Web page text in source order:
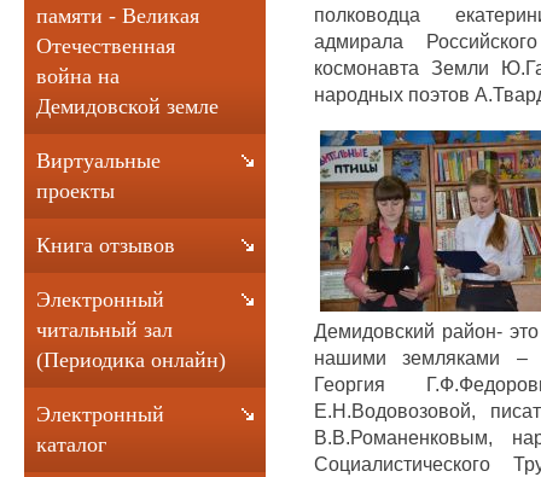
полководца
адмирала
космонавта Земли
народных поэтов
Демидовский район-
нашими земляками –
Георгия
Е.Н.Водовозовой,
В.В.Романенковым,
Социалистического
памяти - Великая
Отечественная
война на
Демидовской земле
Виртуальные
проекты
Книга отзывов
Электронный
читальный зал
(Периодика онлайн)
Электронный
каталог